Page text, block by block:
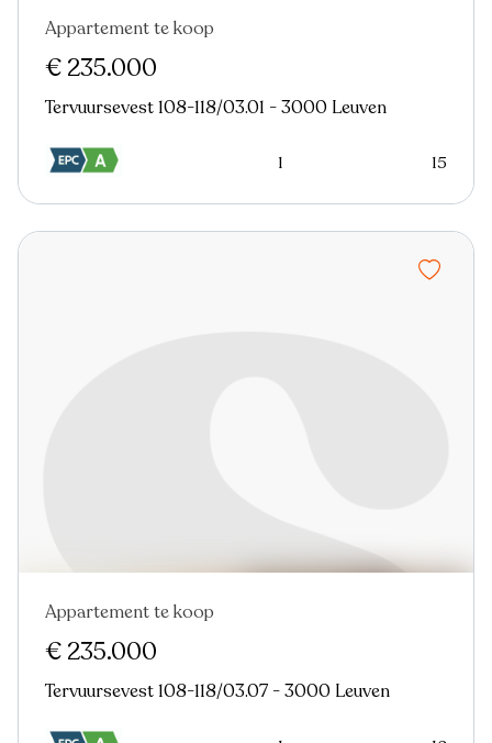
Appartement te koop
€ 235.000
Tervuursevest 108-118/03.01 - 3000 Leuven
1 15
Appartement te koop
€ 235.000
Tervuursevest 108-118/03.07 - 3000 Leuven